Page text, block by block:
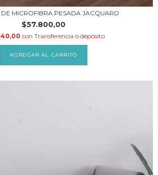
MICROFIBRA PESADA JACQUARD
$57.800,00
con Transferencia o depósito
AGREGAR AL CARRITO